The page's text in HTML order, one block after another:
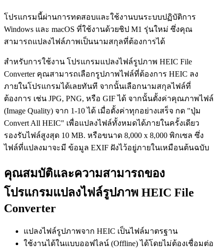
โปรแกรมนี้ผ่านการทดสอบและใช้งานบนระบบปฏิบัติการ
Windows และ macOS ที่ใช้งานด้วยชิป M1 รุ่นใหม่ ซึ่งคุณ
สามารถแปลงไฟล์ภาพเป็นนามสกุลที่ต้องการได้
สำหรับการใช้งาน โปรแกรมแปลงไฟล์รูปภาพ HEIC File
Converter คุณสามารถเลือกรูปภาพไฟล์ที่ต้องการ HEIC ลง
ภายในโปรแกรมได้เลยทันที จากนั้นเลือกนามสกุลไฟล์ที่
ต้องการ เช่น JPG, PNG, หรือ GIF ได้ จากนั้นตั้งค่าคุณภาพไฟล์
(Image Quality) จาก 1-10 ได้ เมื่อตั้งค่าทุกอย่างเสร็จ กด "ปุ่ม
Convert All HEIC" เพื่อแปลงไฟล์ทั้งหมดได้ภายในครั้งเดียว
รองรับไฟล์สูงสุด 10 MB. หรือขนาด 8,000 x 8,000 พิกเซล ซึ่ง
ไฟล์ที่แปลงมาจะมี ข้อมูล EXIF ฝังไว้อยู่ภายในเหมือนต้นฉบับ
คุณสมบัติและความสามารถของ
โปรแกรมแปลงไฟล์รูปภาพ HEIC File
Converter
แปลงไฟล์รูปภาพจาก HEIC เป็นไฟล์มาตรฐาน
ใช้งานได้ในแบบออฟไลน์ (Offline) ได้โดยไม่ต้องเชื่อมต่อ